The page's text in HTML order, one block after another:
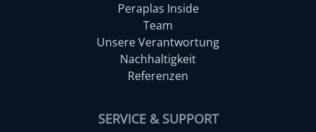
Peraplas Inside
Team
Unsere Verantwortung
Nachhaltigkeit
Referenzen
SERVICE & SUPPORT